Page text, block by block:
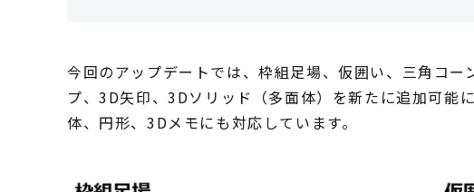
今回のアップデートでは、枠組足場、仮囲い、三角コ
プ、3D矢印、3Dソリッド（多面体）を新たに追加可能
体、円形、3Dメモにも対応しています。